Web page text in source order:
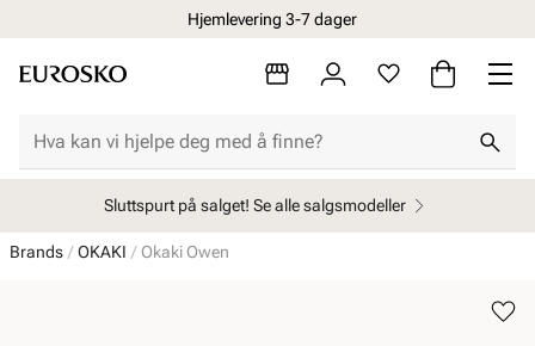
Hjemlevering 3-7 dager
Sluttspurt på salget! Se alle salgsmodeller
Brands OKAKI Okaki Owen